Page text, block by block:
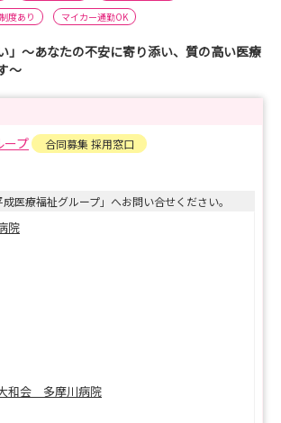
度あり
マイカー通勤OK
」～あなたの不安に寄り添い、質の高い医療
～
ープ
合同募集 採用窓口
医療福祉グループ」へお問い合せください。
院
和会 多摩川病院